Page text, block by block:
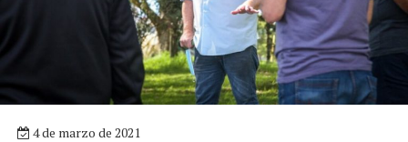
4 de marzo de 2021